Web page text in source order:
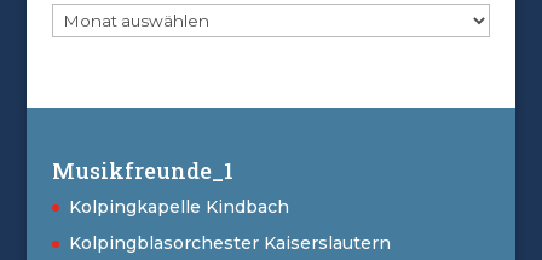
Archive
Musikfreunde_1
Kolpingkapelle Kindbach
Kolpingblasorchester Kaiserslautern